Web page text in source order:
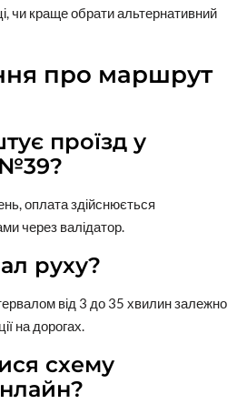
чи краще обрати альтернативний
про маршрут
проїзд у
№39?
оплата здійснюється
через валідатор.
руху?
від 3 до 35 хвилин залежно
на дорогах.
схему